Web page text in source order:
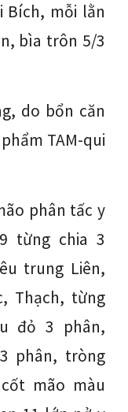
Bích, mỗi lằn
bìa trôn 5/3
do bổn căn
TAM-qui
phân tấc y
từng chia 3
trung Liên,
Thạch, từng
đỏ 3 phân,
phân, tròng
mão màu